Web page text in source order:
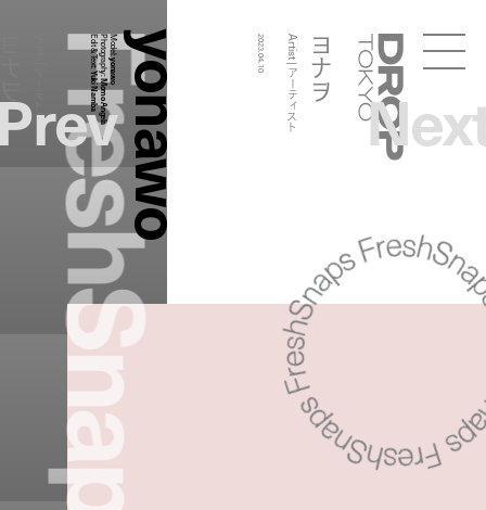
Droptokyo
FreshSnaps
yonawo
Model:
yonawo
Photography:
Momo Angela
Edit & Text:
Yuki Namba ヨナヲ
Artist | アーティスト
2023.04.10
Artist | アーティスト